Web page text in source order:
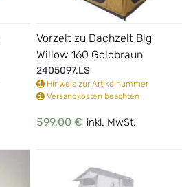
Vorzelt zu Dachzelt Big
Willow 160 Goldbraun
2405097.LS
Hinweis zur Artikelnummer
Versandkosten beachten
599,00 € inkl. MwSt.